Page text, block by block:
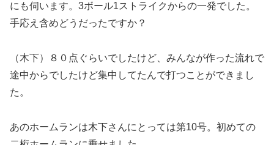
にも伺います。3ボール1ストライクからの一発でした。
手応え含めどうだったですか？
（木下）８０点ぐらいでしたけど、みんなが作った流れで
途中からでしたけど集中してたんで打つことができまし
た。
あのホームランは木下さんにとっては第10号。初めての